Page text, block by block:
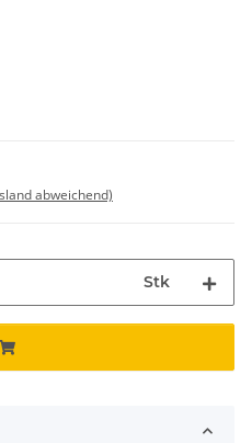
abweichend)
Stk